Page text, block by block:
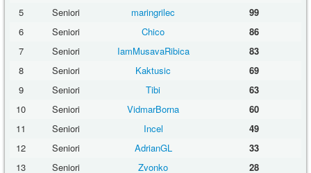
5
Seniori maringrilec
99
6
Seniori Chico
86
7
Seniori IamMusavaRibica
83
8
Seniori Kaktusic
69
9
Seniori Tibi
63
10
Seniori VidmarBorna
60
11
Seniori Incel
49
12
Seniori AdrianGL
33
13
Seniori Zvonko 28